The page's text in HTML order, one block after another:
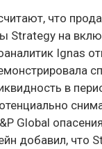
что
Strategy на
Ignas
в
Global
добавил, что